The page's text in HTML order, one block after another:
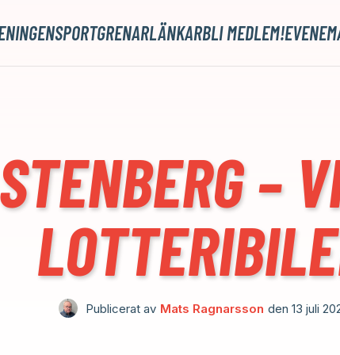
SPORTGRENARLÄNKARBLI MEDLEM!
–
Publicerat av Mats Ragnarsson den 13 juli